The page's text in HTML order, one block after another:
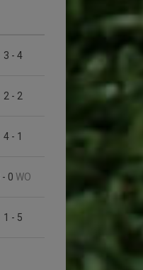
3 - 4
2 - 2
4 - 1
- 0 WO
1 - 5